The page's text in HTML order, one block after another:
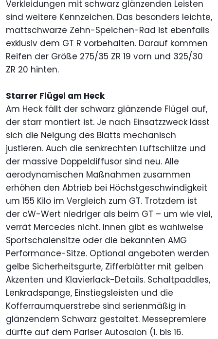
Verkleidungen mit schwarz glänzenden Leisten
sind weitere Kennzeichen. Das besonders leichte,
mattschwarze Zehn-Speichen-Rad ist ebenfalls
exklusiv dem GT R vorbehalten. Darauf kommen
Reifen der Größe 275/35 ZR 19 vorn und 325/30
ZR 20 hinten.
Starrer Flügel am Heck
Am Heck fällt der schwarz glänzende Flügel auf,
der starr montiert ist. Je nach Einsatzzweck lässt
sich die Neigung des Blatts mechanisch
justieren. Auch die senkrechten Luftschlitze und
der massive Doppeldiffusor sind neu. Alle
aerodynamischen Maßnahmen zusammen
erhöhen den Abtrieb bei Höchstgeschwindigkeit
um 155 Kilo im Vergleich zum GT. Trotzdem ist
der cW-Wert niedriger als beim GT – um wie viel,
verrät Mercedes nicht. Innen gibt es wahlweise
Sportschalensitze oder die bekannten AMG
Performance-Sitze. Optional angeboten werden
gelbe Sicherheitsgurte, Zifferblätter mit gelben
Akzenten und Klavierlack-Details. Schaltpaddles,
Lenkradspange, Einstiegsleisten und die
Kofferraumquerstrebe sind serienmäßig in
glänzendem Schwarz gestaltet. Messepremiere
dürfte auf dem Pariser Autosalon (1. bis 16.